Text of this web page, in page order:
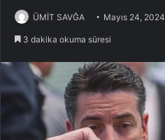
ÜMİT SAVĞA Mayıs 24, 2024
3 dakika okuma süresi